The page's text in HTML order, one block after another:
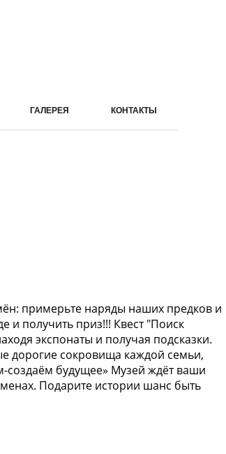
ГАЛЕРЕЯ КОНТАКТЫ
примерьте наряды наших предков и
и получить приз!!! Квест "Поиск
экспонаты и получая подсказки.
дорогие сокровища каждой семьи,
создаём будущее» Музей ждёт ваши
Подарите истории шанс быть